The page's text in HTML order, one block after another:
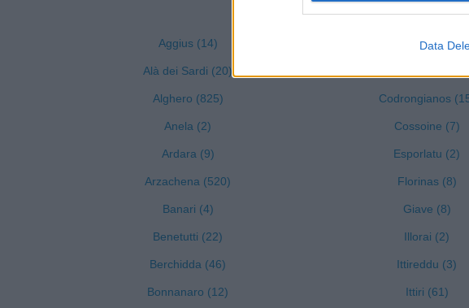
Data
Aggius (14)
Alà dei Sardi (20)
Alghero (825)
Anela (2)
Ardara (9)
Arzachena (520)
Banari (4)
Benetutti (22)
Berchidda (46)
Bonnanaro (12)
Cheremule (6)
Codrongianos
Cossoine (7)
Esporlatu (2)
Florinas (8)
Giave (8)
Illorai (2)
Ittireddu (3)
Ittiri (61)